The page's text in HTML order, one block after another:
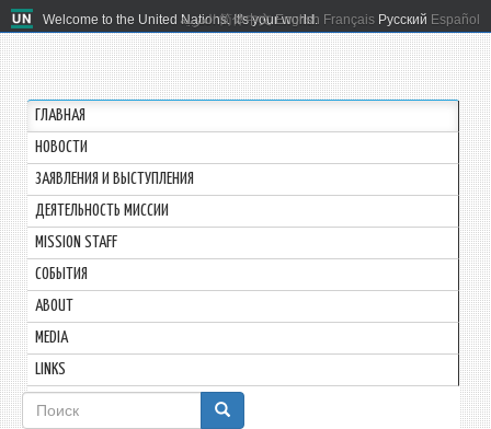
Welcome to the United Nations. It's your world.
العربية 简体中文 English Français Русский Español
ГЛАВНАЯ
HОВОСТИ
ЗАЯВЛЕНИЯ И ВЫСТУПЛЕНИЯ
ДЕЯТЕЛЬНОСТЬ МИССИИ
MISSION STAFF
СОБЫТИЯ
ABOUT
MEDIA
LINKS
Форма